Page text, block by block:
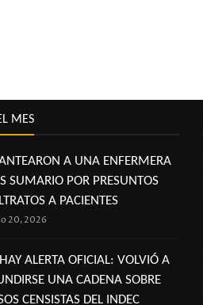
MES
A UNA ENFERMERA
SUMARIO POR PRESUNTOS
A PACIENTES
20, 2026
ALERTA OFICIAL: VOLVIÓ A
UNA CADENA SOBRE
CENSISTAS DEL INDEC